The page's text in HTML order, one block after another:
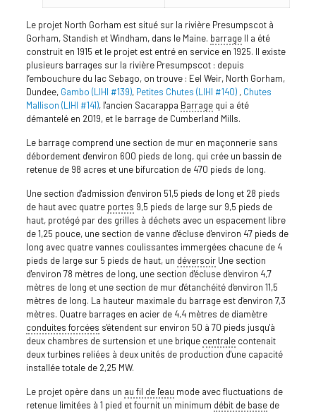
Le projet North Gorham est situé sur la rivière Presumpscot à
Gorham, Standish et Windham, dans le Maine. barrageIl a été
construit en 1915 et le projet est entré en service en 1925. Il existe
plusieurs barrages sur la rivière Presumpscot : depuis
l’embouchure du lac Sebago, on trouve : Eel Weir, North Gorham,
Dundee, Gambo (LIHI #139), Petites Chutes (LIHI #140), Chutes
Mallison (LIHI #141), l'ancien Sacarappa Barragequi a été
démantelé en 2019, et le barrage de Cumberland Mills.
Le barrage comprend une section de mur en maçonnerie sans
débordement d'environ 600 pieds de long, qui crée un bassin de
retenue de 98 acres et une bifurcation de 470 pieds de long.
Une section d'admission d'environ 51,5 pieds de long et 28 pieds
de haut avec quatre portes 9,5 pieds de large sur 9,5 pieds de
haut, protégé par des grilles à déchets avec un espacement libre
de 1,25 pouce, une section de vanne d'écluse d'environ 47 pieds de
long avec quatre vannes coulissantes immergées chacune de 4
pieds de large sur 5 pieds de haut, un déversoirUne section
d'environ 78 mètres de long, une section d'écluse d'environ 4,7
mètres de long et une section de mur d'étanchéité d'environ 11,5
mètres de long. La hauteur maximale du barrage est d'environ 7,3
mètres. Quatre barrages en acier de 4,4 mètres de diamètre
conduites forcées s'étendent sur environ 50 à 70 pieds jusqu'à
deux chambres de surtension et une brique centralecontenait
deux turbines reliées à deux unités de production d'une capacité
installée totale de 2,25 MW.
Le projet opère dans un au fil de l'eau mode avec fluctuations de
retenue limitées à 1 pied et fournit un minimum débit de basede